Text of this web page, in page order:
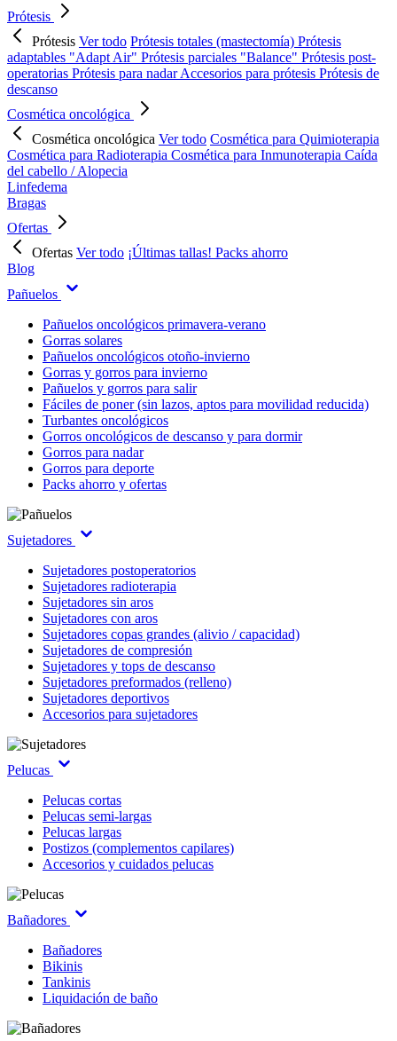
Prótesis
Prótesis Ver todo Prótesis totales (mastectomía) Prótesis
adaptables "Adapt Air" Prótesis parciales "Balance" Prótesis post-
operatorias Prótesis para nadarAccesorios para prótesis Prótesis de
descanso
Cosmética oncológica
Cosmética oncológica Ver todo Cosmética para Quimioterapia
Cosmética para Radioterapia Cosmética para Inmunoterapia Caída
del cabello / Alopecia
Linfedema
Bragas
Ofertas
Ofertas Ver todo ¡Últimas tallas! Packs ahorro
Blog
Pañuelos
Pañuelos oncológicos primavera-verano
Gorras solares
Pañuelos oncológicos otoño-invierno
Gorras y gorros para invierno
Pañuelos y gorros para salir
Fáciles de poner (sin lazos, aptos para movilidad reducida)
Turbantes oncológicos
Gorros oncológicos de descanso y para dormir
Gorros para nadar
Gorros para deporte
Packs ahorro y ofertas
Sujetadores
Sujetadores postoperatorios
Sujetadores radioterapia
Sujetadores sin aros
Sujetadores con aros
Sujetadores copas grandes (alivio / capacidad)
Sujetadores de compresión
Sujetadores y tops de descanso
Sujetadores preformados (relleno)
Sujetadores deportivos
Accesorios para sujetadores
Pelucas
Pelucas cortas
Pelucas semi-largas
Pelucas largas
Postizos (complementos capilares)
Accesorios y cuidados pelucas
Bañadores
Bañadores
Bikinis
Tankinis
Liquidación de baño